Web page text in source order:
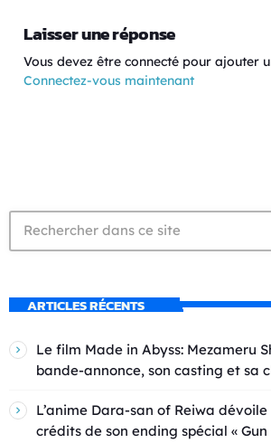
Laisser une réponse
Vous devez être connecté pour ajouter
Connectez-vous maintenant
ARTICLES RÉCENTS
Le film Made in Abyss: Mezameru
bande-annonce, son casting et sa
L’anime Dara-san of Reiwa
crédits de son ending spécial « Gun